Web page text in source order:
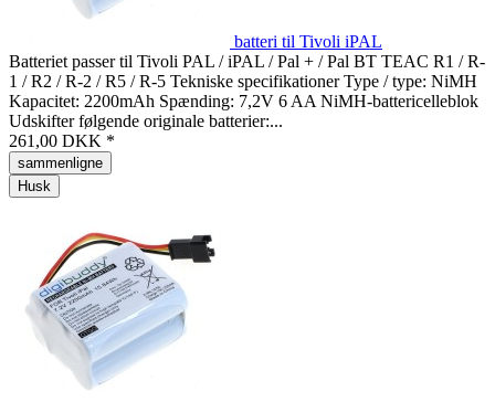
batteri til Tivoli iPAL
Batteriet passer til Tivoli PAL / iPAL / Pal + / Pal BT TEAC R1 / R-
1 / R2 / R-2 / R5 / R-5 Tekniske specifikationer Type / type: NiMH
Kapacitet: 2200mAh Spænding: 7,2V 6 AA NiMH-battericelleblok
Udskifter følgende originale batterier:...
261,00 DKK *
sammenligne
Husk